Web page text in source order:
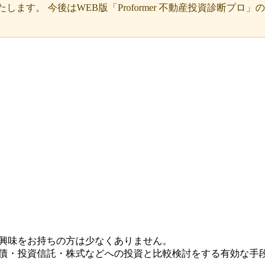
します。 今後はWEB版「Proformer 不動産投資診断プロ」
をお持ちの方は少なくありません。
投資信託・株式などへの投資と比較検討をする有効な手